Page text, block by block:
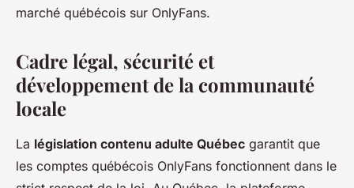
marché québécois sur OnlyFans.
Cadre légal, sécurité et
développement de la communauté
locale
La législation contenu adulte Québec garantit que
les comptes québécois OnlyFans fonctionnent dans le